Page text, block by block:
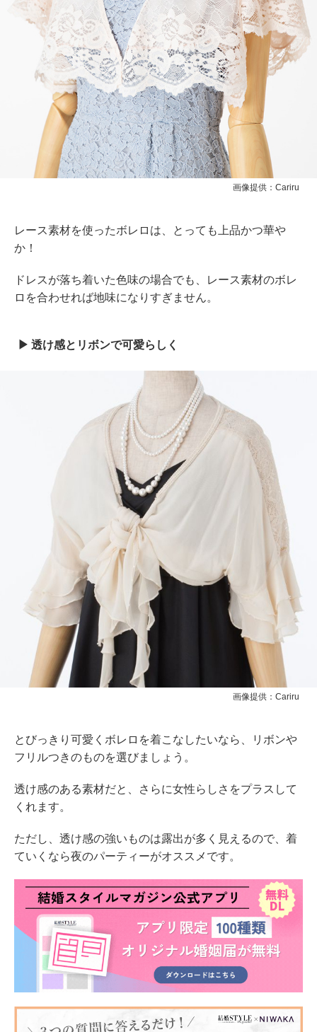
画像提供：Cariru
レース素材を使ったボレロは、とっても上品かつ華や
か！
ドレスが落ち着いた色味の場合でも、レース素材のボレ
ロを合わせれば地味になりすぎません。
透け感とリボンで可愛らしく
画像提供：Cariru
とびっきり可愛くボレロを着こなしたいなら、リボンや
フリルつきのものを選びましょう。
透け感のある素材だと、さらに女性らしさをプラスして
くれます。
ただし、透け感の強いものは露出が多く見えるので、着
ていくなら夜のパーティーがオススメです。